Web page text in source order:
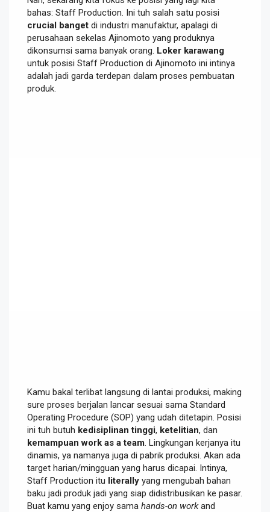
bahas: Staff Production. Ini tuh salah satu posisi
crucial banget di industri manufaktur, apalagi di
perusahaan sekelas Ajinomoto yang produknya
dikonsumsi sama banyak orang. Loker karawang
untuk posisi Staff Production di Ajinomoto ini intinya
adalah jadi garda terdepan dalam proses pembuatan
produk.
Kamu bakal terlibat langsung di lantai produksi, making
sure proses berjalan lancar sesuai sama Standard
Operating Procedure (SOP) yang udah ditetapin. Posisi
ini tuh butuh kedisiplinan tinggi, ketelitian, dan
kemampuan work as a team . Lingkungan kerjanya itu
dinamis, ya namanya juga di pabrik produksi. Akan ada
target harian/mingguan yang harus dicapai. Intinya,
Staff Production itu literally yang mengubah bahan
baku jadi produk jadi yang siap didistribusikan ke pasar.
Buat kamu yang enjoy sama hands-on workand